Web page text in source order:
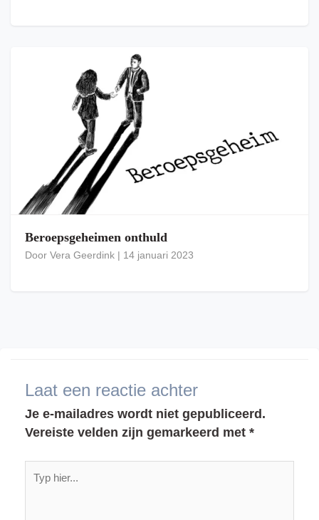
Beroepsgeheimen onthuld
Door Vera Geerdink | 14 januari 2023
Laat een reactie achter
Je e-mailadres wordt niet gepubliceerd.
Vereiste velden zijn gemarkeerd met *
hier...